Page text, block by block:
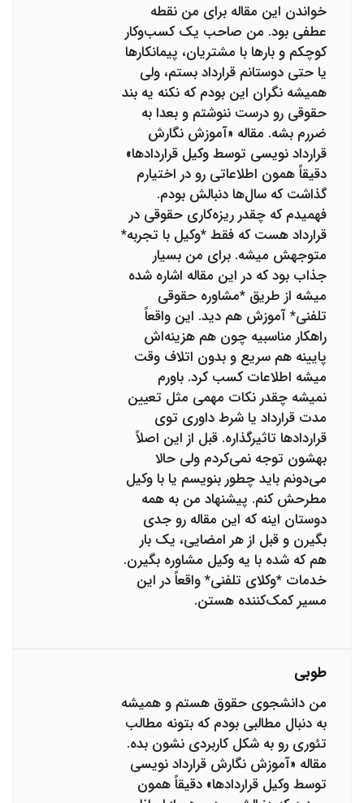
خواندن این مقاله برای من نقطه
عطفی بود. من صاحب یک کسب‌وکار
کوچکم و بارها با مشتریان، پیمانکارها
یا حتی دوستانم قرارداد بستم، ولی
همیشه نگران این بودم که نکنه یه بند
حقوقی رو درست ننوشتم و بعدا به
ضررم بشه. مقاله «آموزش نگارش
قرارداد نویسی توسط وکیل قراردادها»
دقیقاً همون اطلاعاتی رو در اختیارم
گذاشت که سال‌ها دنبالش بودم.
فهمیدم که چقدر ریزه‌کاری حقوقی در
قرارداد هست که فقط *وکیل با تجربه*
متوجهش میشه. برای من بسیار
جذاب بود که در این مقاله اشاره شده
میشه از طریق *مشاوره حقوقی
تلفنی* آموزش هم دید. این واقعاً
راهکار مناسبیه چون هم هزینه‌اش
پایینه هم سریع و بدون اتلاف وقت
میشه اطلاعات کسب کرد. باورم
نمیشه چقدر نکات مهمی مثل تعیین
مدت قرارداد یا شرط داوری توی
قراردادها تاثیرگذاره. قبل از این اصلاً
بهشون توجه نمی‌کردم ولی حالا
می‌دونم باید چطور بنویسم یا با وکیل
مطرحش کنم. پیشنهاد من به همه
دوستان اینه که این مقاله رو جدی
بگیرن و قبل از هر امضایی، یک بار
هم که شده با یه وکیل مشاوره بگیرن.
خدمات *وکلای تلفنی* واقعاً در این
مسیر کمک‌کننده هستن.
طوبی
من دانشجوی حقوق هستم و همیشه
به دنبال مطالبی بودم که بتونه مطالب
تئوری رو به شکل کاربردی نشون بده.
مقاله «آموزش نگارش قرارداد نویسی
توسط وکیل قراردادها» دقیقاً همون